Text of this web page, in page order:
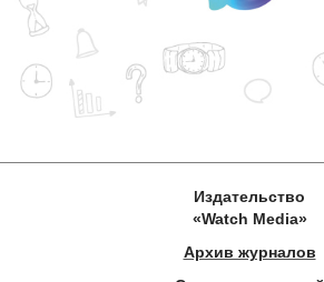
Издательство
«Watch Media»
Архив журналов